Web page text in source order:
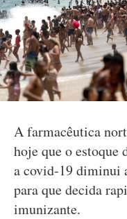
A farmacêutica
hoje que o estoque
a covid-19 diminui
para que decida
imunizante.